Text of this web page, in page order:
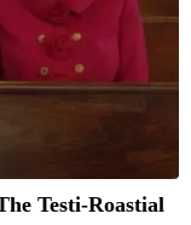
Testi-Roastial